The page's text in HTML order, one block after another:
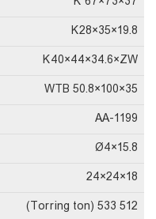
K28×35×19.8
K40×44×34.6×ZW
WTB 50.8×100×35
AA-1199
Ø4×15.8
18×24×24
512 533 (Torring ton)